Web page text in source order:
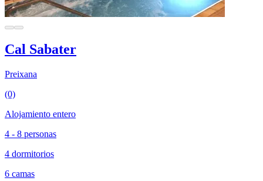
Cal Sabater
Preixana
(0)
Alojamiento entero
4 - 8 personas
4 dormitorios
6 camas